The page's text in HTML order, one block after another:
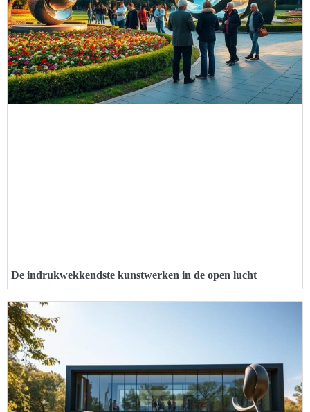
De indrukwekkendste kunstwerken in de open lucht